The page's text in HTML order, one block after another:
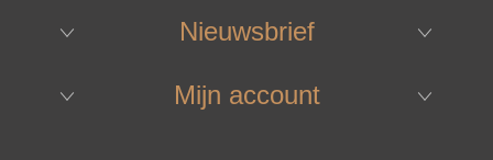
Nieuwsbrief
Mijn account